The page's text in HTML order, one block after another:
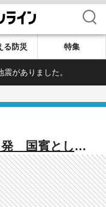
検索
る防災 特集
がありました。
発 国賓として
ブルーの装い